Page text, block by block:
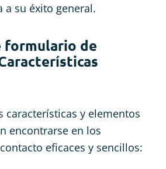
a su éxito general.
formulario de
características y elementos
encontrarse en los
eficaces y sencillos: